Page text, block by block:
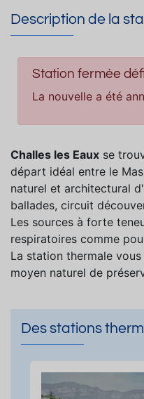
Description de la
Station fermée
La nouvelle a été
Challes les Eaux se
départ idéal entre le
naturel et architectural
ballades, circuit
Les sources à forte
respiratoires comme
La station thermale
moyen naturel de
Des stations